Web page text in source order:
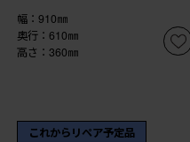
幅：910㎜
奥行：610㎜
高さ：360㎜
これからリペア予定品